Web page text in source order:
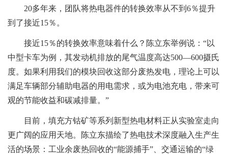
20多年来，团队将热电器件的转换效率从不到6％提升
到了接近15％。
接近15％的转换效率意味着什么？陈立东举例说：“以
中型卡车为例，其发动机排放的尾气温度高达500—600摄氏
度。如果利用我们的模块回收这部分废热发电，理论上可以
满足车辆部分辅助电器的用电需求，或为电池充电，带来可
观的节能收益和碳减排量。”
目前，填充方钴矿等系列新型热电材料正从实验室走向
更广阔的应用天地。陈立东描绘了热电技术深度融入生产生
活的场景：工业余废热回收的“能源捕手”、交通运输的“绿